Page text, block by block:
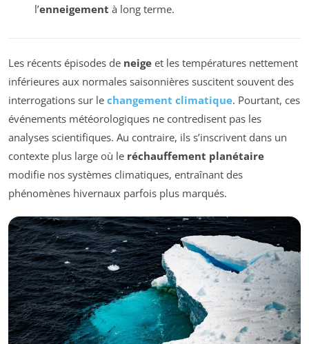
l’enneigement à long terme.
Les récents épisodes de neige et les températures nettement
inférieures aux normales saisonnières suscitent souvent des
interrogations sur le changement climatique. Pourtant, ces
événements météorologiques ne contredisent pas les
analyses scientifiques. Au contraire, ils s’inscrivent dans un
contexte plus large où le réchauffement planétaire
modifie nos systèmes climatiques, entraînant des
phénomènes hivernaux parfois plus marqués.